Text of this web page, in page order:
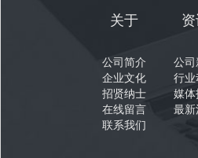
关于
公司简介
企业文化
招贤纳士
在线留言
联系我们
公司
行业
媒体
最新